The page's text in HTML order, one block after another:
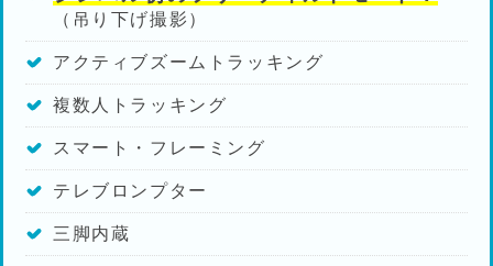
（吊り下げ撮影）
アクティブズームトラッキング
複数人トラッキング
スマート・フレーミング
テレブロンプター
三脚内蔵